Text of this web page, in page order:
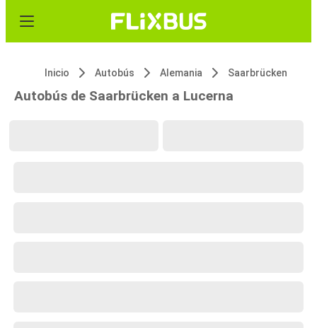
Inicio Autobús Alemania Saarbrücken
Autobús de Saarbrücken a Lucerna